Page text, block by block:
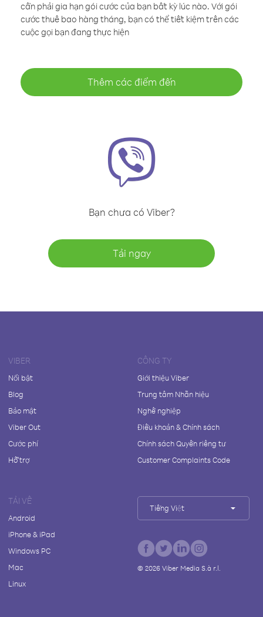
cần phải gia hạn gói cước của bạn bất kỳ lúc nào. Với gói
cước thuê bao hàng tháng, bạn có thể tiết kiệm trên các
cuộc gọi bạn đang thực hiện
Thêm các điểm đến
Bạn chưa có Viber?
Tải ngay
VIBER
Nổi bật
Blog
Bảo mật
Viber Out
Cước phí
Hỗ trợ
CÔNG TY
Giới thiệu Viber
Trung tâm Nhãn hiệu
Nghề nghiệp
Điều khoản & Chính sách
Chính sách Quyền riêng tư
Customer Complaints Code
TẢI VỀ
Android
iPhone & iPad
Windows PC
Mac
Linux
Tiếng Việt
© 2026Viber Media S.à r.l.